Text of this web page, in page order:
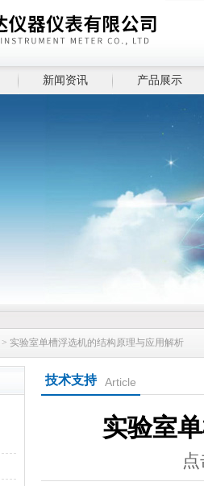
新闻资讯 产品展示
> 实验室单槽浮选机的结构原理与应用解析
技术支持 Article
实验室